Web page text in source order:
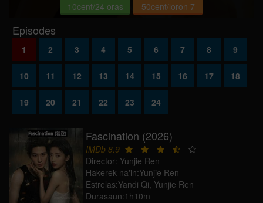
10cent/24 oras
50cent/loron 7
Episodes
1 2 3 4 5 6 7 8 9
10 11 12 13 14 15 16 17 18
19 20 21 22 23 24
Fascination (2026)
IMDb 8.9
Director: Yunjie Ren
Hakerek na'in:Yunjie Ren
Estrelas:Yandi Qi, Yunjie Ren
Durasaun:1h10m